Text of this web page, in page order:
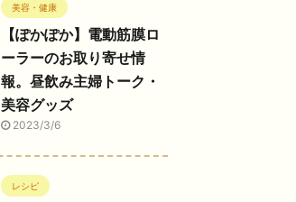
美容・健康
【ぽかぽか】電動筋膜ロ
ーラーのお取り寄せ情
報。昼飲み主婦トーク・
美容グッズ
2023/3/6
レシピ